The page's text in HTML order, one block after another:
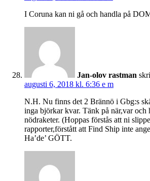
I Coruna kan ni gå och handla på
Jan-olov rastman
augusti 6, 2018 kl. 6:36 e m
N.H. Nu finns det 2 Brännö i Gbg:s
inga björkar kvar. Tänk på när,var och
nödraketer. (Hoppas förstås att ni
rapporter,förstått att Find Ship inte
Ha’de’ GÖTT.